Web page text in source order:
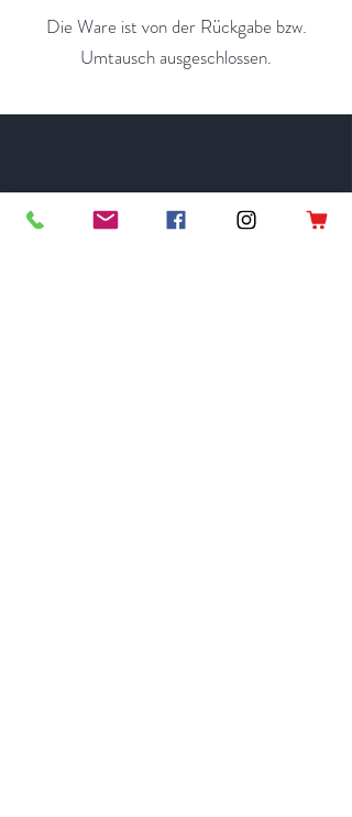
Die Ware ist von der Rückgabe bzw.
Umtausch ausgeschlossen.
Start
Über uns